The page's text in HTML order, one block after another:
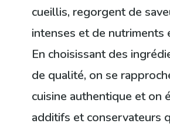
cueillis, regorgent de
intenses et de nutriments
En choisissant des
de qualité, on se
cuisine authentique et on
additifs et conservateurs